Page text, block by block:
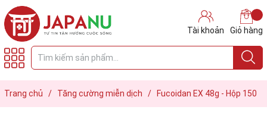
Tài khoản Giỏ hàng
Trang chủ / Tăng cường miễn dịch /
Fucoidan EX 48g - Hộp 150
Viên